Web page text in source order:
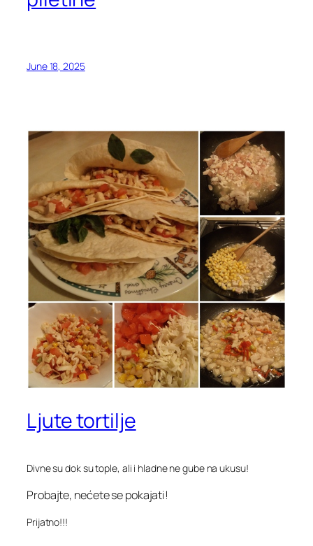
June 18, 2025
Ljute tortilje
Divne su dok su tople, ali i hladne ne gube na ukusu!
Probajte, nećete se pokajati!
Prijatno!!!